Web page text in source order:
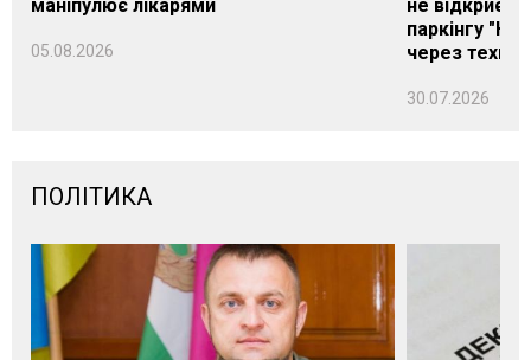
маніпулює лікарями
05.08.2026
не
паркінгу
через
30.07.2026
ПОЛІТИКА